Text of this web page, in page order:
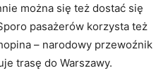
można się też dostać się
pasażerów korzysta też
– narodowy przewoźnik
trasę do Warszawy.